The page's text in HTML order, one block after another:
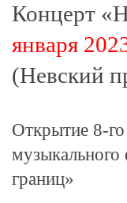
Концерт
января
(Невский
Открытие 8-
музыкального
границ»